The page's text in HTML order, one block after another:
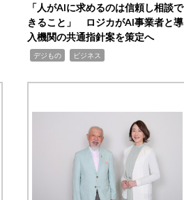
「人がAIに求めるのは信頼し相談で
きること」 ロジカがAI事業者と導
入機関の共通指針案を策定へ
デジもの ビジネス